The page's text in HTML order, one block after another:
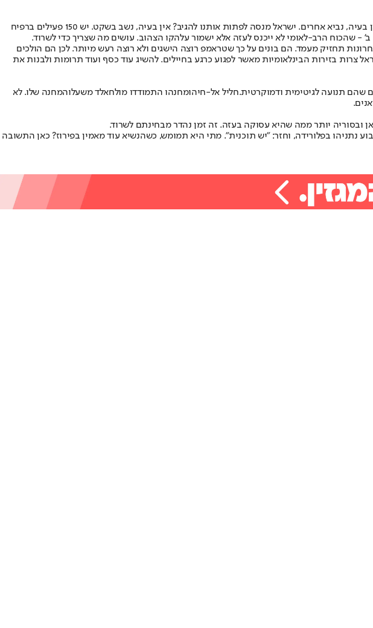
. ישראל וארה"ב עושות בעיות לאנשים שאנחנו רוצים למנות לוועדה? אין בעיה, נביא אחרים. ישראל מנסה לפתות אותנו להגיב? אין בעיה, נשב בשקט. יש 150 פעילים ברפיח
ב' - שהכוח הרב-לאומי לא ייכנס לעזה אלא ישמור עלהקו הצהוב. עושים מה שצריך כדי לשרוד.
תחזיק מעמד. הם בונים על כך שטראמפ רוצה הישגים ולא רוצה רעש מיותר. לכן הם הולכים
בזירות הבינלאומיות מאשר לפגוע כרגע בחיילים. להשיג עוד כסף ועוד תרומות ולבנות את
שהם תנועה לגיטימית ודמוקרטית.חליל אל-חיהומחנהו התמודדו מולחאלד משעלוהמחנה שלו. לא
ובסוריה יותר ממה שהיא עסוקה בעזה. זה זמן נהדר מבחינתם לשרוד.
בפלורידה, וחזר: "יש תוכנית". מתי היא תמומש, כשהנשיא עוד מאמין בפירוז? כאן התשובה